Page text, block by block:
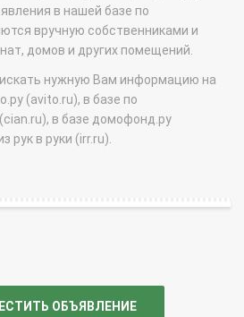
в нашей базе по
вручную собственниками и
домов и других помещений.
нужную Вам информацию на
(avito.ru), в базе по
в базе домофонд.ру
рук в руки (irr.ru).
ОБЪЯВЛЕНИЕ